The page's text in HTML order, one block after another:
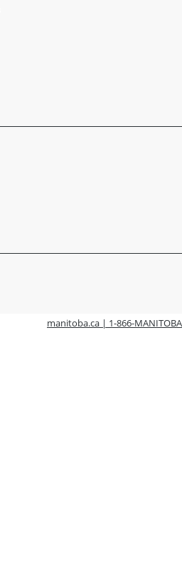
manitoba.ca | 1-866-MANITOBA